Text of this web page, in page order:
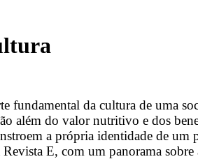
fundamental da cultura de uma
além do valor nutritivo e dos
a própria identidade de
E, com um panorama